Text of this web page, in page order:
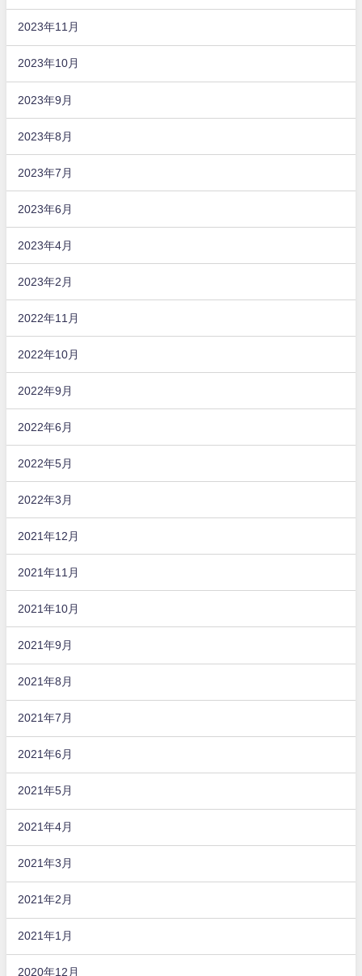
2023年11月
2023年10月
2023年9月
2023年8月
2023年7月
2023年6月
2023年4月
2023年2月
2022年11月
2022年10月
2022年9月
2022年6月
2022年5月
2022年3月
2021年12月
2021年11月
2021年10月
2021年9月
2021年8月
2021年7月
2021年6月
2021年5月
2021年4月
2021年3月
2021年2月
2021年1月
2020年12月